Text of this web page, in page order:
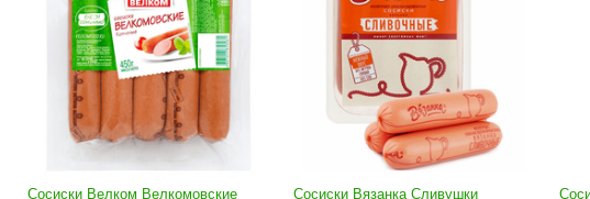
Сосиски Велком Велкомовские
Сосиски Вязанка Сливушки